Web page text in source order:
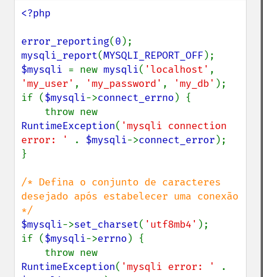
<?php
error_reporting(0
mysqli_report(MYSQLI_REPORT_OFF
$mysqli = new mysqli( 'localhost'
'my_user' , 'my_password' , 'my_db' );
if ($mysqli->connect_errno ) {
RuntimeException( 'mysqli connection
error: '
. $mysqli->connect_error );
}
/* Defina o conjunto de caracteres
desejado após estabelecer uma conexão
$mysqli->set_charset( 'utf8mb4' );
if ($mysqli->errno ) {
RuntimeException( 'mysqli error: '